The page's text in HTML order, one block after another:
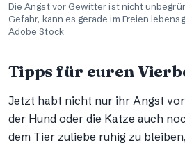
Die Angst vor Gewitter ist nicht
Gefahr, kann es gerade im Freien
Adobe Stock
Tipps für euren
Jetzt habt nicht nur ihr Angst
der Hund oder die Katze auch
dem Tier zuliebe ruhig zu